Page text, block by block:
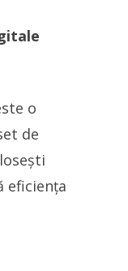
o
de
eficiența